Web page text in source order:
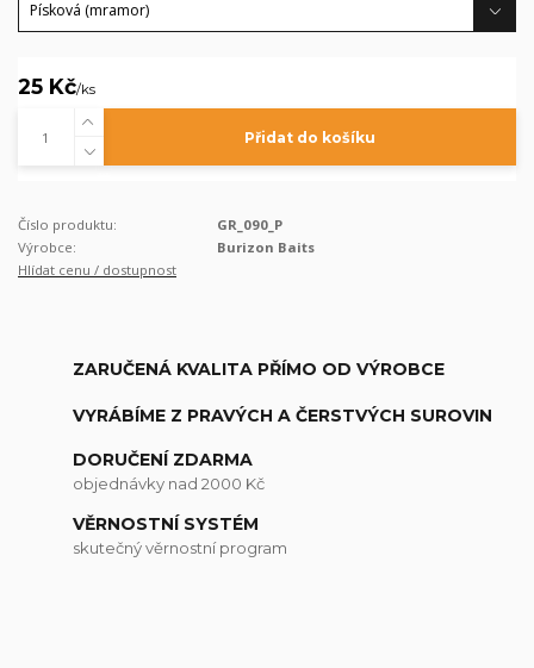
25 Kč/ks
Přidat do košíku
Číslo produktu:
GR_090_P
Výrobce:
Burizon Baits
Hlídat cenu / dostupnost
ZARUČENÁ KVALITA PŘÍMO OD VÝROBCE
VYRÁBÍME Z PRAVÝCH A ČERSTVÝCH SUROVIN
DORUČENÍ ZDARMA
objednávky nad 2000 Kč
VĚRNOSTNÍ SYSTÉM
skutečný věrnostní program